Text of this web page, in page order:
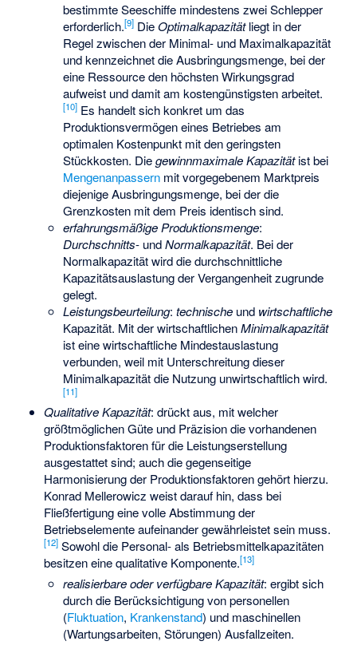
bestimmte Seeschiffe mindestens zwei Schlepper
erforderlich.[9] DieOptimalkapazitätliegt in der
Regel zwischen der Minimal- und Maximalkapazität
und kennzeichnet die Ausbringungsmenge, bei der
eine Ressource den höchsten Wirkungsgrad
aufweist und damit am kostengünstigsten arbeitet.
[10] Es handelt sich konkret um das
Produktionsvermögen eines Betriebes am
optimalen Kostenpunkt mit den geringsten
Stückkosten. Diegewinnmaximale Kapazitätist bei
Mengenanpassern mit vorgegebenem Marktpreis
diejenige Ausbringungsmenge, bei der die
Grenzkosten mit dem Preis identisch sind.
erfahrungsmäßige Produktionsmenge:
Durchschnitts- undNormalkapazität. Bei der
Normalkapazität wird die durchschnittliche
Kapazitätsauslastung der Vergangenheit zugrunde
gelegt.
Leistungsbeurteilung:technische und wirtschaftliche
Kapazität. Mit der wirtschaftlichenMinimalkapazität
ist eine wirtschaftliche Mindestauslastung
verbunden, weil mit Unterschreitung dieser
Minimalkapazität die Nutzung unwirtschaftlich wird.
[11]
Qualitative Kapazität: drückt aus, mit welcher
größtmöglichen Güte und Präzision die vorhandenen
Produktionsfaktoren für die Leistungserstellung
ausgestattet sind; auch die gegenseitige
Harmonisierung der Produktionsfaktoren gehört hierzu.
Konrad Mellerowicz weist darauf hin, dass bei
Fließfertigung eine volle Abstimmung der
Betriebselemente aufeinander gewährleistet sein muss.
[12]Sowohl die Personal- als Betriebsmittelkapazitäten
besitzen eine qualitative Komponente.[13]
realisierbare oder verfügbare Kapazität: ergibt sich
durch die Berücksichtigung von personellen
(Fluktuation, Krankenstand) und maschinellen
(Wartungsarbeiten, Störungen) Ausfallzeiten.